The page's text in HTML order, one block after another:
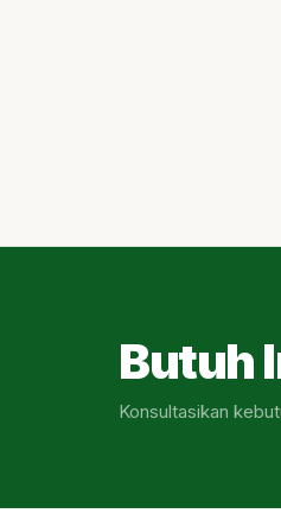
Butuh
Konsultasikan